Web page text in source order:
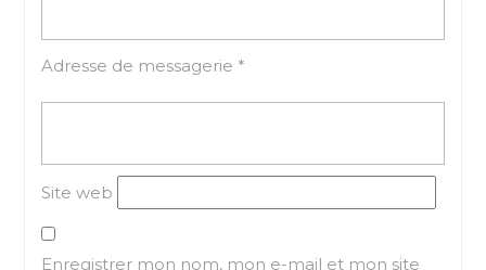
Adresse de messagerie *
Site web
Enregistrer mon nom, mon e-mail et mon site